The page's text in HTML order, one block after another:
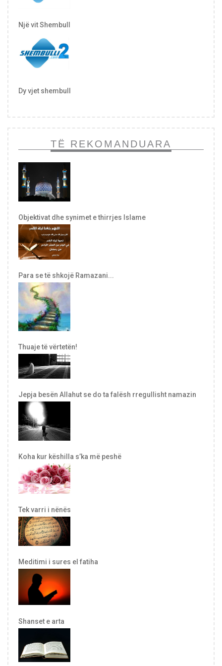
Një vit Shembull
Dy vjet shembull
TË REKOMANDUARA
Objektivat dhe synimet e thirrjes Islame
Para se të shkojë Ramazani...
Thuaje të vërtetën!
Jepja besën Allahut se do ta falësh rregullisht namazin
Koha kur këshilla s’ka më peshë
Tek varri i nënës
Meditimi i sures el fatiha
Shanset e arta